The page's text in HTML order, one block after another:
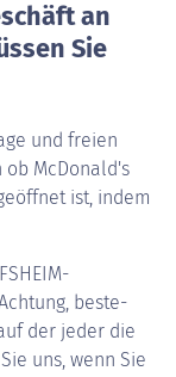
an
Sie
und freien
ob McDonald's
ist, indem
beste-
der jeder die
uns, wenn Sie